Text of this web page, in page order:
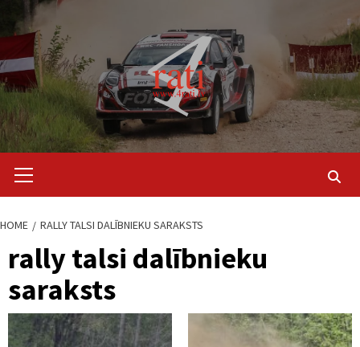
content
Menu
HOME RALLY TALSI DALĪBNIEKU SARAKSTS
rally talsi dalībnieku
saraksts